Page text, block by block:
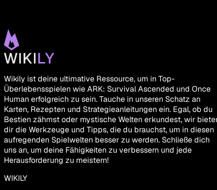
Wikily ist deine ultimative Ressource, um in Top-
Überlebensspielen wie ARK: Survival Ascended und Once
Human erfolgreich zu sein. Tauche in unseren Schatz an
Karten, Rezepten und Strategieanleitungen ein. Egal, ob du
Bestien zähmst oder mystische Welten erkundest, wir
dir die Werkzeuge und Tipps, die du brauchst, um in diesen
aufregenden Spielwelten besser zu werden. Schließe dich
uns an, um deine Fähigkeiten zu verbessern und jede
Herausforderung zu meistern!
WIKILY